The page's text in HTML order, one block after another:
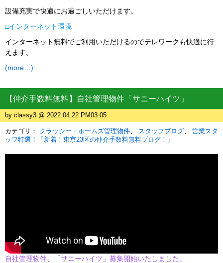
設備充実で快適にお過ごしいただけます。
□インターネット環境
インターネット無料でご利用いただけるのでテレワークも快適に行
えます。
(more…)
【仲介手数料無料】自社管理物件「サニーハイツ」
by classy3 @ 2022.04.22 PM03:05
カテゴリ： クラッシー・ホームズ管理物件 スタッフブログ
営業スタ
ッフ特選！「新着！東京23区の仲介手数料無料ブログ！」
自社管理物件、 「サニーハイツ」募集開始いたしました。